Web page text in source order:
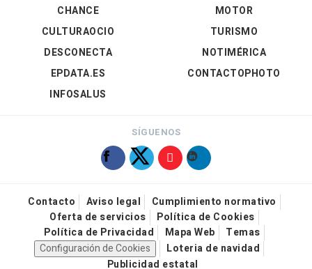
CHANCE
CULTURAOCIO
DESCONECTA
EPDATA.ES
INFOSALUS
MOTOR
TURISMO
NOTIMÉRICA
CONTACTOPHOTO
SÍGUENOS
Contacto Aviso legal
Cumplimiento normativo
Oferta de servicios
Política de Cookies
Política de Privacidad
Mapa Web
Temas
Configuración de Cookies
Loteria de navidad
Publicidad estatal